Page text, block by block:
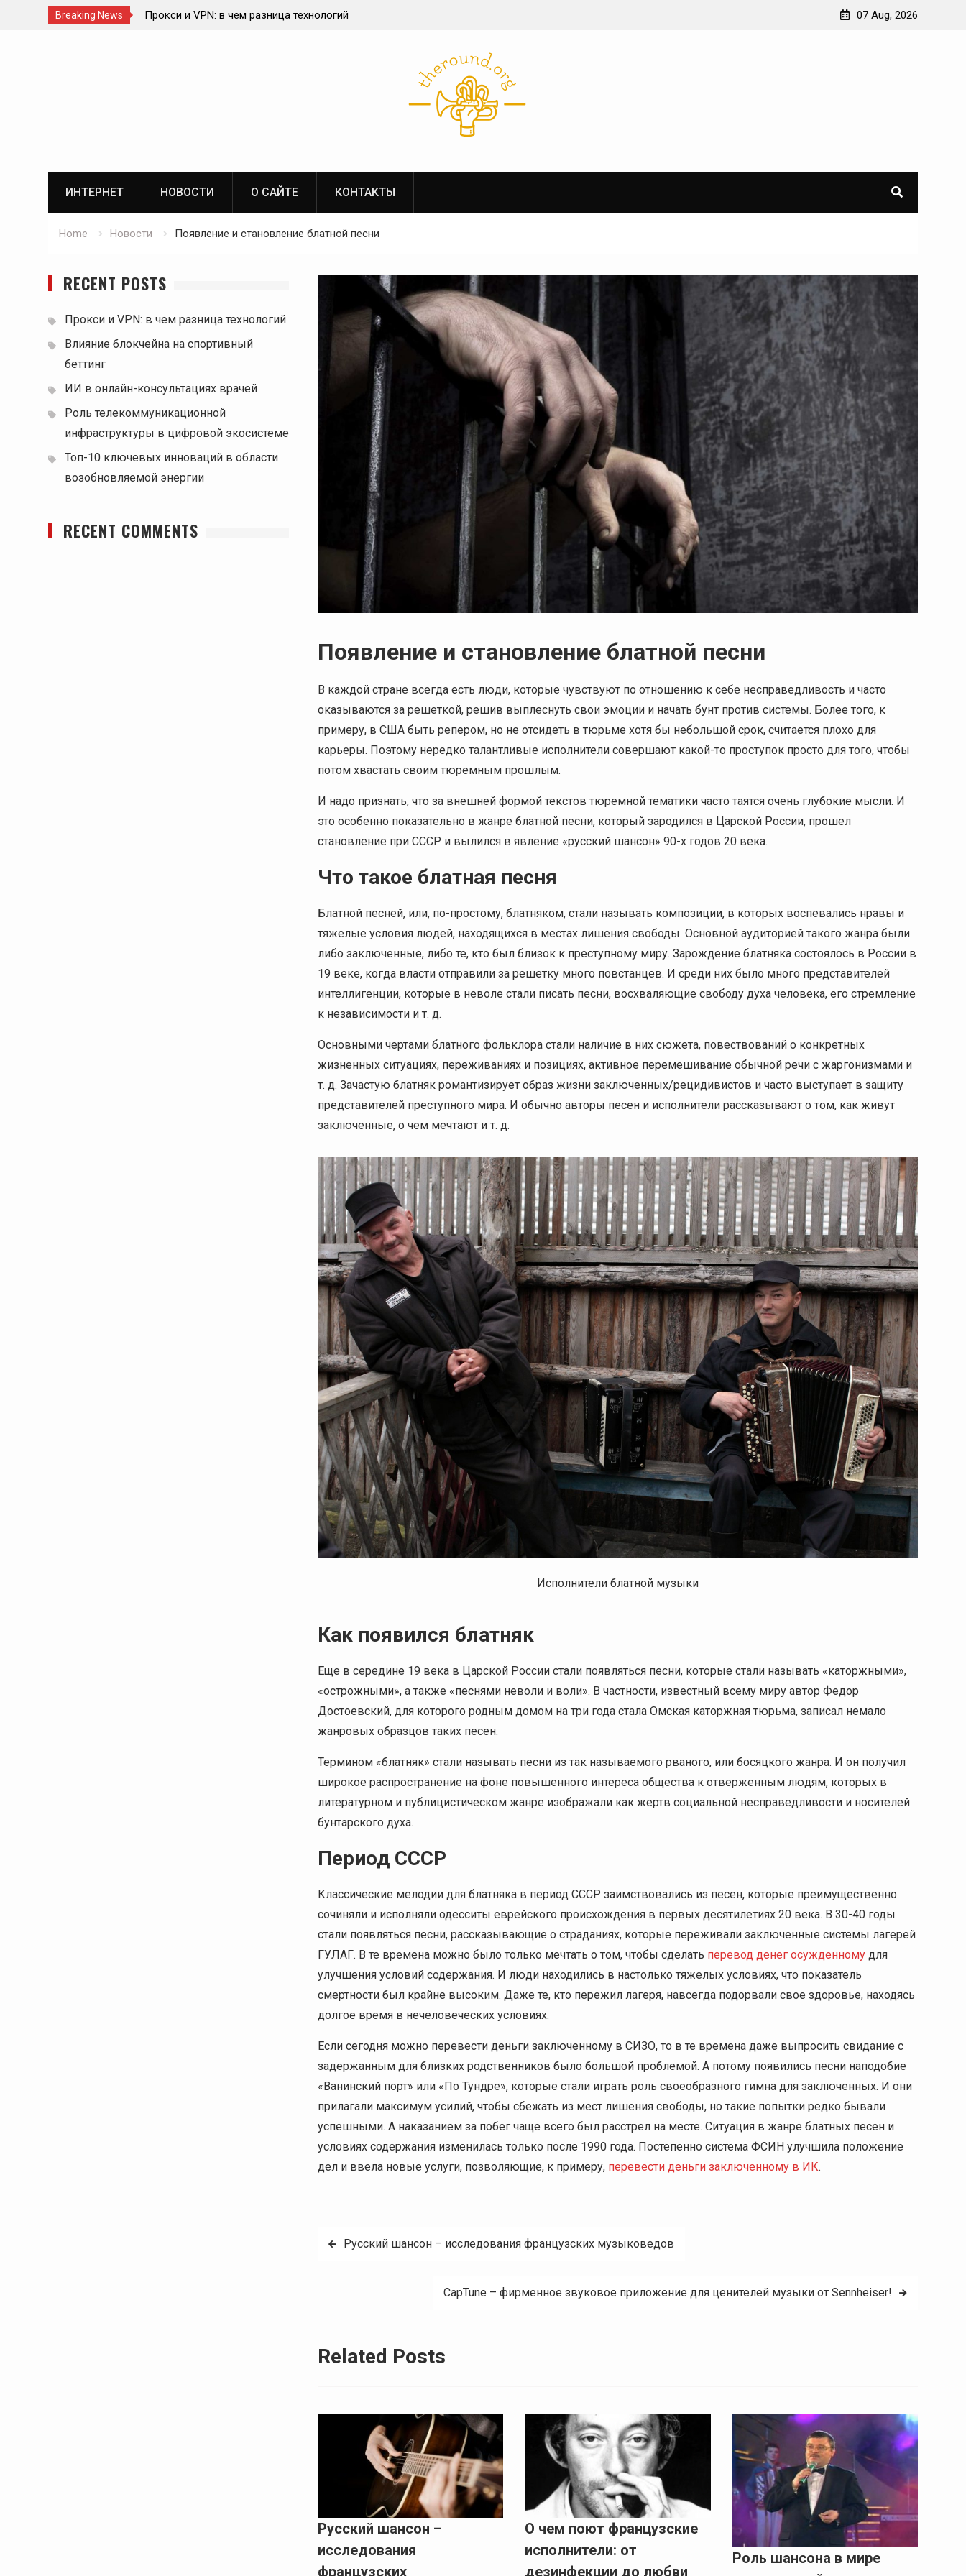
Breaking News
Прокси и VPN: в чем разница технологий
07 Aug, 2026
ИНТЕРНЕТ НОВОСТИ О САЙТЕ КОНТАКТЫ
Home Новости Появление и становление блатной песни
Появление и становление блатной песни
В каждой стране всегда есть люди, которые чувствуют по отношению к себе несправедливость и часто
оказываются за решеткой, решив выплеснуть свои эмоции и начать бунт против системы. Более того, к
примеру, в США быть репером, но не отсидеть в тюрьме хотя бы небольшой срок, считается плохо для
карьеры. Поэтому нередко талантливые исполнители совершают какой-то проступок просто для того, чтобы
потом хвастать своим тюремным прошлым.
И надо признать, что за внешней формой текстов тюремной тематики часто таятся очень глубокие мысли. И
это особенно показательно в жанре блатной песни, который зародился в Царской России, прошел
становление при СССР и вылился в явление «русский шансон» 90-х годов 20 века.
Что такое блатная песня
Блатной песней, или, по-простому, блатняком, стали называть композиции, в которых воспевались нравы и
тяжелые условия людей, находящихся в местах лишения свободы. Основной аудиторией такого жанра были
либо заключенные, либо те, кто был близок к преступному миру. Зарождение блатняка состоялось в России в
19 веке, когда власти отправили за решетку много повстанцев. И среди них было много представителей
интеллигенции, которые в неволе стали писать песни, восхваляющие свободу духа человека, его стремление
к независимости и т. д.
Основными чертами блатного фольклора стали наличие в них сюжета, повествований о конкретных
жизненных ситуациях, переживаниях и позициях, активное перемешивание обычной речи с жаргонизмами и
т. д. Зачастую блатняк романтизирует образ жизни заключенных/рецидивистов и часто выступает в защиту
представителей преступного мира. И обычно авторы песен и исполнители рассказывают о том, как живут
заключенные, о чем мечтают и т. д.
Исполнители блатной музыки
Как появился блатняк
Еще в середине 19 века в Царской России стали появляться песни, которые стали называть «каторжными»,
«острожными», а также «песнями неволи и воли». В частности, известный всему миру автор Федор
Достоевский, для которого родным домом на три года стала Омская каторжная тюрьма, записал немало
жанровых образцов таких песен.
Термином «блатняк» стали называть песни из так называемого рваного, или босяцкого жанра. И он получил
широкое распространение на фоне повышенного интереса общества к отверженным людям, которых в
литературном и публицистическом жанре изображали как жертв социальной несправедливости и носителей
бунтарского духа.
Период СССР
Классические мелодии для блатняка в период СССР заимствовались из песен, которые преимущественно
сочиняли и исполняли одесситы еврейского происхождения в первых десятилетиях 20 века. В 30-40 годы
стали появляться песни, рассказывающие о страданиях, которые переживали заключенные системы лагерей
ГУЛАГ. В те времена можно было только мечтать о том, чтобы сделать перевод денег осужденному для
улучшения условий содержания. И люди находились в настолько тяжелых условиях, что показатель
смертности был крайне высоким. Даже те, кто пережил лагеря, навсегда подорвали свое здоровье, находясь
долгое время в нечеловеческих условиях.
Если сегодня можно перевести деньги заключенному в СИЗО, то в те времена даже выпросить свидание с
задержанным для близких родственников было большой проблемой. А потому появились песни наподобие
«Ванинский порт» или «По Тундре», которые стали играть роль своеобразного гимна для заключенных. И они
прилагали максимум усилий, чтобы сбежать из мест лишения свободы, но такие попытки редко бывали
успешными. А наказанием за побег чаще всего был расстрел на месте. Ситуация в жанре блатных песен и
условиях содержания изменилась только после 1990 года. Постепенно система ФСИН улучшила положение
дел и ввела новые услуги, позволяющие, к примеру, перевести деньги заключенному в ИК.
PostРусский шансон – исследования французских музыковедов
CapTune – фирменное звуковое приложение для ценителей музыки от Sennheiser!
Related Posts
Русский шансон –
исследования
французских
О чем поют французские
исполнители: от
дезинфекции до любви
Роль шансона в мире
RECENT POSTS
Прокси и VPN: в чем разница технологий
Влияние блокчейна на спортивный
беттинг
ИИ в онлайн-консультациях врачей
Роль телекоммуникационной
инфраструктуры в цифровой экосистеме
Топ-10 ключевых инноваций в области
возобновляемой энергии
RECENT COMMENTS